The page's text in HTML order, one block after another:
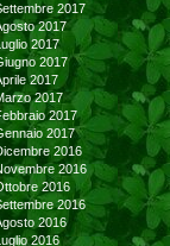
Settembre 2017
Agosto 2017
Luglio 2017
Giugno 2017
Aprile 2017
Marzo 2017
Febbraio 2017
Gennaio 2017
Dicembre 2016
Novembre 2016
Ottobre 2016
Settembre 2016
Agosto 2016
Luglio 2016